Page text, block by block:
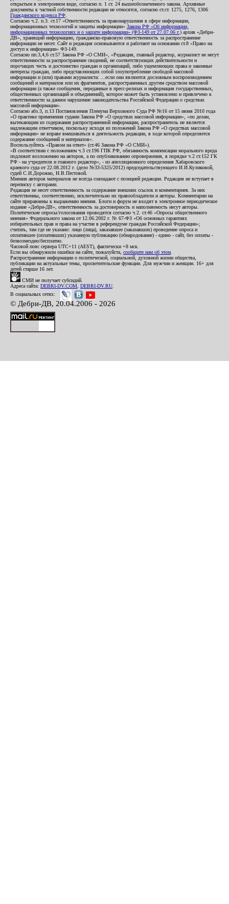
открытым в электронном виде, согласно п. 1 ст. 24 вышеобозначенного закона. Архивные
документы к частной собственности редакции не относятся, согласно ст.ст. 1275, 1276, 1306
Гражданского кодекса РФ
Согласно ч.2. п.3. ст.17 «Ответственность за правонарушения в сфере информации,
информационных технологий и защиты информации» Закона РФ «Об информации,
информационных технологиях и о защите информации» (ФЗ-149 от 27.07.06 г.) архив «Дебри-
ДВ», хранящий информацию, гражданско-правовую ответственность за распространение
информации не несет. Сайт и редакция основываются и работают на основании ст.8 «Право на
доступ к информации» ФЗ-149.
Согласно пп.3,4,6 ст.57 Закона РФ «О СМИ», «Редакция, главный редактор, журналист не несут
ответственности за распространение сведений, не соответствующих действительности и
порочащих честь и достоинство граждан и организаций, либо ущемляющих права и законные
интересы граждан, либо представляющих собой злоупотребление свободой массовой
информации и (или) правами журналиста: ...если они являются дословным воспроизведением
сообщений и материалов или их фрагментов, распространенных другим средством массовой
информации (а также сообщения, переданные в пресс-релизах и информация государственных,
общественных организаций и объединений), которое может быть установлено и привлечено к
ответственности за данное нарушение законодательства Российской Федерации о средствах
массовой информации».
Согласно абз.3, п.13 Постановления Пленума Верховного Суда РФ №16 от 15 июня 2010 года
«О практике применения судами Закона РФ «О средствах массовой информации», «по делам,
вытекающим из содержания распространенной информации, распространитель не является
надлежащим ответчиком, поскольку исходя из положений Закона РФ «О средствах массовой
информации» не вправе вмешиваться в деятельность редакции, в ходе которой определяется
содержание сообщений и материалов».
Воспользуйтесь «Правом на ответ» (ст.46 Закона РФ «О СМИ»).
«В соответствии с положением ч.3 ст.196 ГПК РФ, обязанность компенсации морального вреда
подлежит возложению на авторов, а по опубликованию опровержения, в порядке ч.2 ст.152 ГК
РФ - на учредителя и главного редактор», - из апелляционного определения Хабаровского
краевого суда от 22.08.2012 г. (дело №33-5325/2012) председательствующего И.И.Куликовой,
судей С.И.Дорожко, Н.В.Пестовой.
Мнения авторов материалов не всегда совпадают с позицией редакции. Редакция не вступает в
переписку с авторами.
Редакция не несет ответственность за содержание внешних ссылок и комментариев. За них
ответственны, соответственно, исключительно их правообладатели и авторы. Комментарии на
сайте приравнены к выражению мнения. Блоги и форум не входят в электронное периодическое
издание «Дебри-ДВ», ответственность за достоверность и наполняемость несут авторы.
Политические опросы/голосования проводятся согласно ч.2. ст.46 «Опросы общественного
мнения» Федерального закона от 12.06.2002 г. № 67-ФЗ «Об основных гарантиях
избирательных прав и права на участие в референдуме граждан Российской Федерации»;
считать, там где не указано: лицо (лица), заказавшее (заказавших) проведение опроса и
оплатившее (оплативших) указанную публикацию (обнародование) - едино - сайт, без оплаты -
безвозмездно/бесплатно.
Часовой пояс сервера UTC+11 (AEST), фактически +8 мск.
Если вы обнаружили ошибки на сайте, пожалуйста, сообщите нам об этом
Распространение информации о политической, социальной, духовной жизни общества,
публикации на актуальные темы, просветительские функции. Для мужчин и женщин. 16+ для
детей старше 16 лет.
СМИ не получает субсидий.
Адреса сайта: DEBRI-DV.COM DEBRI-DV.RU
В социальных сетях:
© Дебри-ДВ, 20.04.2006 - 2026